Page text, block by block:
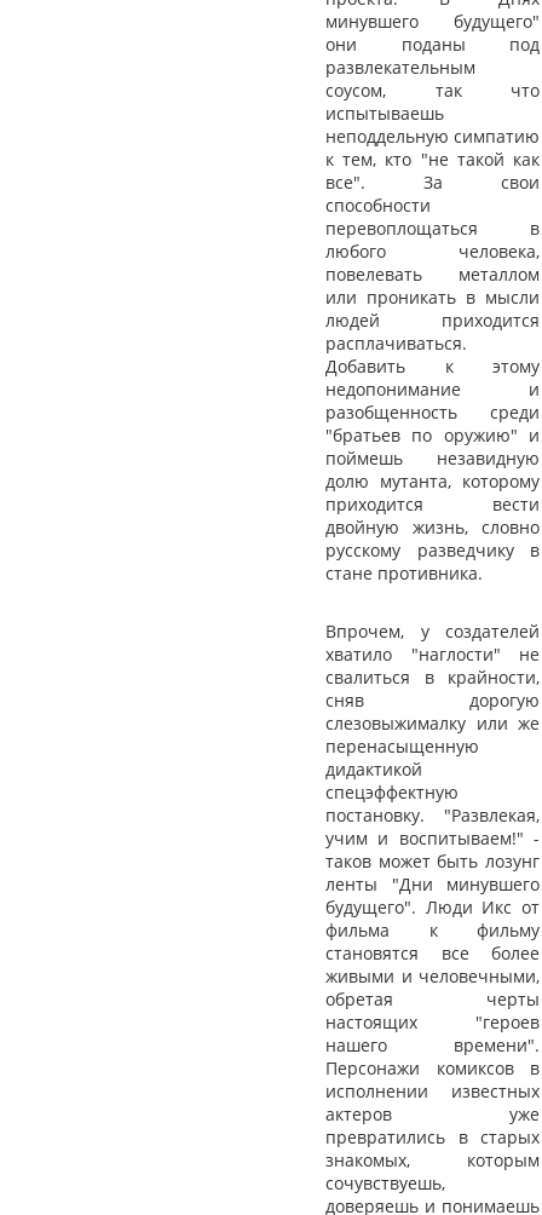
минувшего будущего"
они поданы под
развлекательным
соусом, так что
испытываешь
неподдельную симпатию
к тем, кто "не такой как
все". За свои
способности
перевоплощаться в
любого человека,
повелевать металлом
или проникать в мысли
людей приходится
расплачиваться.
Добавить к этому
недопонимание и
разобщенность среди
"братьев по оружию" и
поймешь незавидную
долю мутанта, которому
приходится вести
двойную жизнь, словно
русскому разведчику в
стане противника.
Впрочем, у создателей
хватило "наглости" не
свалиться в крайности,
сняв дорогую
слезовыжималку или же
перенасыщенную
дидактикой
спецэффектную
постановку. "Развлекая,
учим и воспитываем!" -
таков может быть лозунг
ленты "Дни минувшего
будущего". Люди Икс от
фильма к фильму
становятся все более
живыми и человечными,
обретая черты
настоящих "героев
нашего времени".
Персонажи комиксов в
исполнении известных
актеров уже
превратились в старых
знакомых, которым
сочувствуешь,
доверяешь и понимаешь